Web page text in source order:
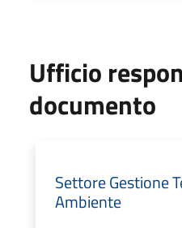
Ufficio
documento
Settore Gestione
Ambiente